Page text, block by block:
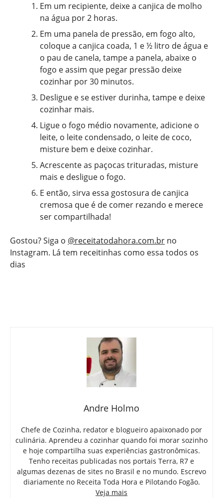
Em um recipiente, deixe a canjica de molho
na água por 2 horas.
Em uma panela de pressão, em fogo alto,
coloque a canjica coada, 1 e ½ litro de água e
o pau de canela, tampe a panela, abaixe o
fogo e assim que pegar pressão deixe
cozinhar por 30 minutos.
Desligue e se estiver durinha, tampe e deixe
cozinhar mais.
Ligue o fogo médio novamente, adicione o
leite, o leite condensado, o leite de coco,
misture bem e deixe cozinhar.
Acrescente as paçocas trituradas, misture
mais e desligue o fogo.
E então, sirva essa gostosura de canjica
cremosa que é de comer rezando e merece
ser compartilhada!
Gostou? Siga o @receitatodahora.com.br no
Instagram. Lá tem receitinhas como essa todos os
dias
Andre Holmo
Chefe de Cozinha, redator e blogueiro apaixonado por
culinária. Aprendeu a cozinhar quando foi morar sozinho
e hoje compartilha suas experiências gastronômicas.
Tenho receitas publicadas nos portais Terra, R7 e
algumas dezenas de sites no Brasil e no mundo. Escrevo
diariamente no Receita Toda Hora e Pilotando Fogão.
Veja mais